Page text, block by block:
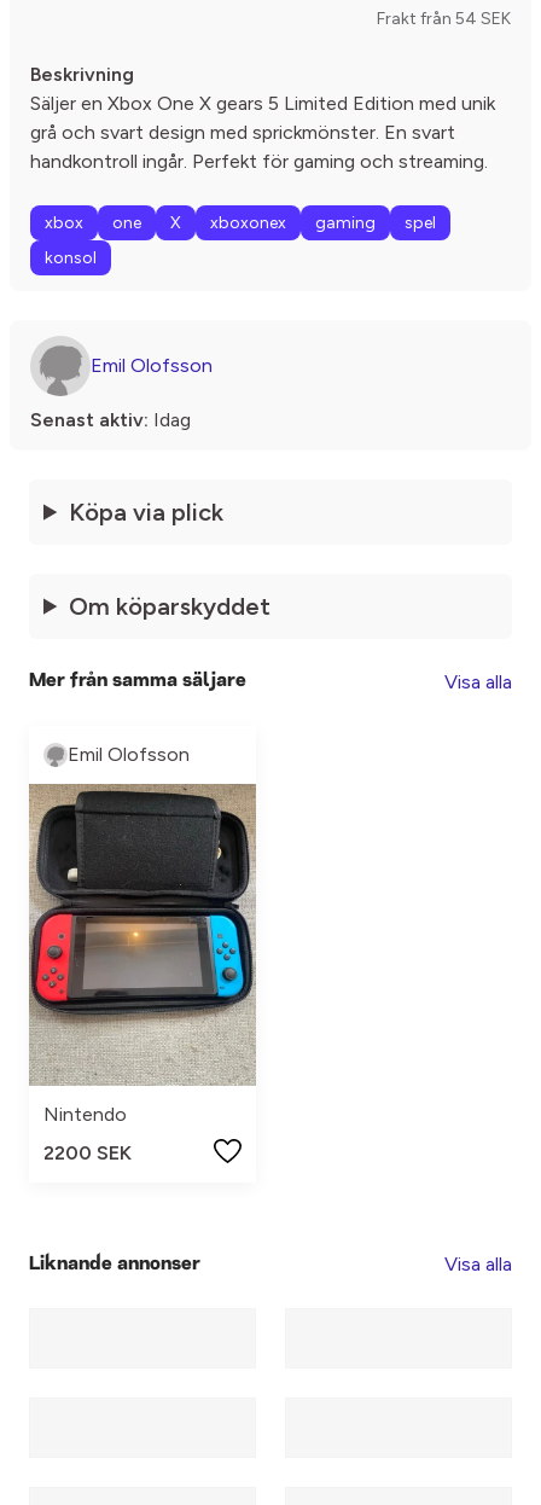
Frakt från 54 SEK
Beskrivning
Säljer en Xbox One X gears 5 Limited Edition med unik
grå och svart design med sprickmönster. En svart
handkontroll ingår. Perfekt för gaming och streaming.
xbox one X xboxonex gaming
spel
konsol
Emil Olofsson
Senast aktiv: Idag
Köpa via plick
Om köparskyddet
Mer från samma säljare Visa alla
Emil Olofsson
Nintendo
2200 SEK
Liknande annonser Visa alla